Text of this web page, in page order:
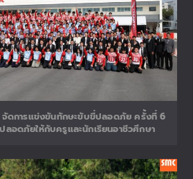
ดการแข่งขันทักษะขับขี่ปลอดภัย ครั้งที่ 6
ลอดภัยให้กับครูและนักเรียนอาชีวศึกษา